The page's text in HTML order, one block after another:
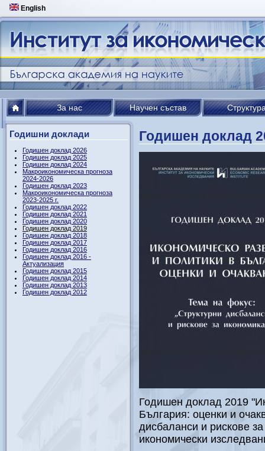
English
За нас Научен състав
Годишни доклади
Годишен доклад 2026
Годишен доклад 2025
Годишен доклад 2024
Макроикономическа прогноза
2024-2026
Годишен доклад 2023
Макроикономическа прогноза
2023-2025 г.
Годишен доклад 2022
Годишен доклад 2021
Годишен доклад 2020
Годишен доклад 2019
Годишен доклад 2018
Годишен доклад 2017
Годишен доклад 2016
Годишен доклад 2016 -
Актуализация
Годишен доклад 2015
Годишен доклад 2014
Годишен доклад 2013
Годишен доклад 2012
Годишен доклад
Годишен доклад 2019
България: оценки и
дисбаланси и рискове
икономически